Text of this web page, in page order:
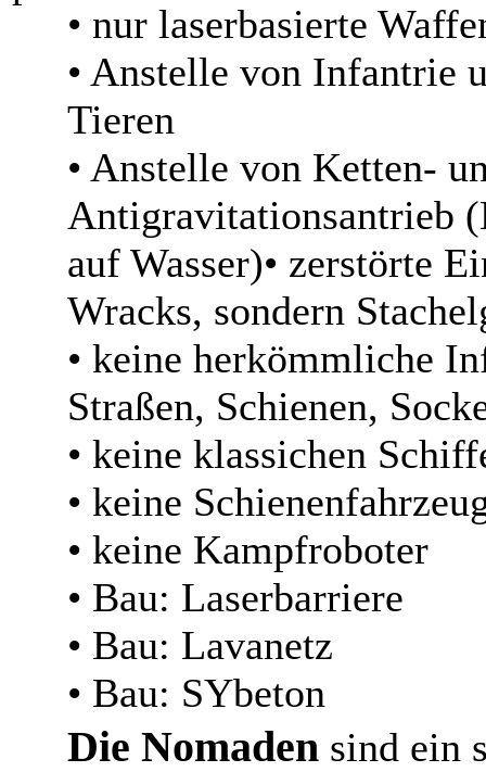
• nur laserbasierte
• Anstelle von Infantrie
Tieren
• Anstelle von Ketten-
Antigravitationsantrieb
auf Wasser)• zerstörte
Wracks, sondern
• keine herkömmliche
Straßen, Schienen,
• keine klassichen
• keine
• keine Kampfroboter
• Bau: Laserbarriere
• Bau: Lavanetz
• Bau: SYbeton
Die Nomaden sind ein